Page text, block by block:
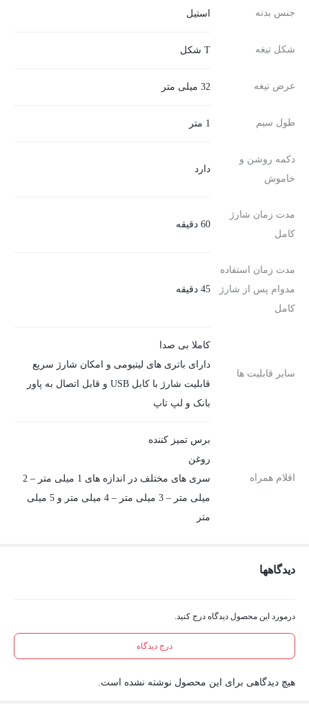
جنس بدنه استیل
شکل تیغه T شکل
عرض تیغه 32 میلی متر
طول سیم 1 متر
دکمه روشن و
خاموش
دارد
مدت زمان شارژ
کامل
60 دقیقه
مدت زمان استفاده
مدوام پس از شارژ
کامل
45 دقیقه
سایر قابلیت ها
کاملا بی صدا
دارای باتری های لیتیومی و امکان شارژ سریع
قابلیت شارژ با کابل USB و قابل اتصال به پاور
بانک و لپ تاپ
اقلام همراه
برس تمیز کننده
روغن
سری های مختلف در اندازه های 1 میلی متر – 2
میلی متر – 3 میلی متر – 4 میلی متر و 5 میلی
متر
دیدگاهها
درمورد این محصول دیدگاه درج کنید.
درج دیدگاه
هیچ دیدگاهی برای این محصول نوشته نشده است.